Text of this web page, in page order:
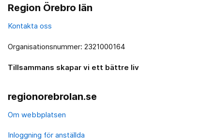
Region Örebro län
Kontakta oss
Organisationsnummer: 2321000164
Tillsammans skapar vi ett bättre liv
regionorebrolan.se
Om webbplatsen
Inloggning för anställda